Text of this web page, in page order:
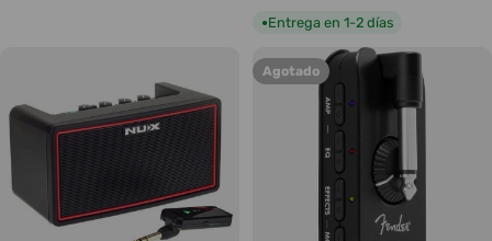
habitual
●Entrega en 1-2 días
Agotado